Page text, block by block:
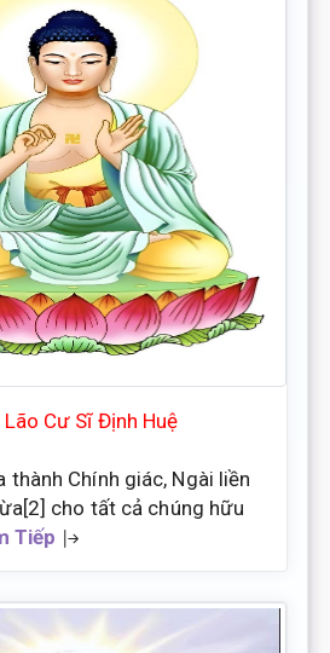
Lão Cư Sĩ Định Huệ
thành Chính giác, Ngài liền
cho tất cả chúng hữu
Tiếp